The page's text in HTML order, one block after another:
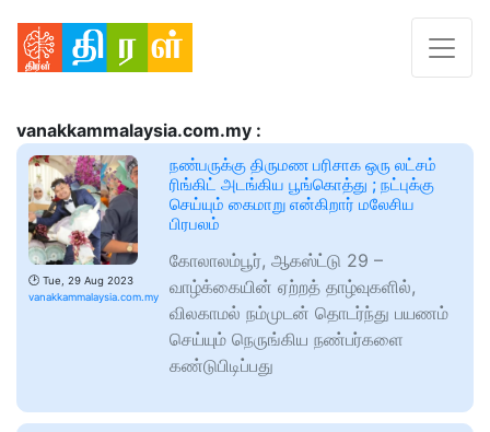
vanakkammalaysia.com.my :
🕑 Tue, 29 Aug 2023
vanakkammalaysia.com.my
நண்பருக்கு திருமண பரிசாக ஒரு லட்சம்
ரிங்கிட் அடங்கிய பூங்கொத்து ; நட்புக்கு
செய்யும் கைமாறு என்கிறார் மலேசிய
பிரபலம்
கோலாலம்பூர், ஆகஸ்ட்டு 29 –
வாழ்க்கையின் ஏற்றத் தாழ்வுகளில்,
விலகாமல் நம்முடன் தொடர்ந்து பயணம்
செய்யும் நெருங்கிய நண்பர்களை
கண்டுபிடிப்பது